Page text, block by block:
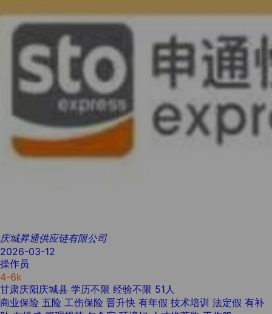
庆城昇通供应链有限公司
2026-03-12
操作员
4-6k
甘肃庆阳庆城县 学历不限 经验不限 51人
商业保险 五险 工伤保险 晋升快 有年假 技术培训 法定假 有补